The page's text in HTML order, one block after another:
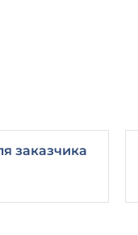
заказчика